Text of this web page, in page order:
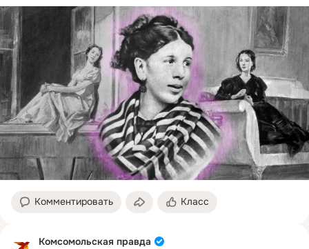
Комментировать Класс
Комсомольская правда